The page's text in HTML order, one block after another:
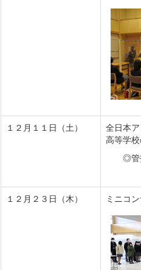
１２月１１日（土）
全日本
高等学
◎管
１２月２３日（木） ミニコ